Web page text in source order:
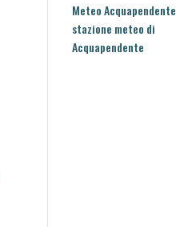
Meteo Acquapendente
stazione meteo di
Acquapendente